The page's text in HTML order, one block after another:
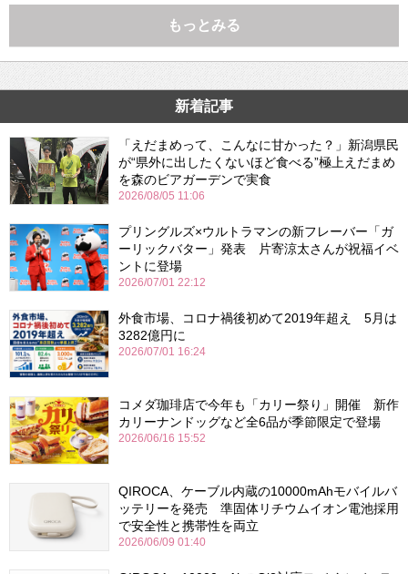
もっとみる
新着記事
「えだまめって、こんなに甘かった？」新潟県民
が“県外に出したくないほど食べる”極上えだまめ
を森のビアガーデンで実食
2026/08/05 11:06
プリングルズ×ウルトラマンの新フレーバー「ガ
ーリックバター」発表 片寄涼太さんが祝福イベ
ントに登場
2026/07/01 22:12
外食市場、コロナ禍後初めて2019年超え 5月は
3282億円に
2026/07/01 16:24
コメダ珈琲店で今年も「カリー祭り」開催 新作
カリーナンドッグなど全6品が季節限定で登場
2026/06/16 15:52
QIROCA、ケーブル内蔵の10000mAhモバイルバ
ッテリーを発売 準固体リチウムイオン電池採用
で安全性と携帯性を両立
2026/06/09 01:40